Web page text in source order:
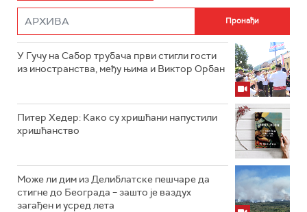
У Гучу на Сабор трубача први стигли гости
из иностранства, међу њима и Виктор Орбан
Питер Хедер: Како су хришћани напустили
хришћанство
Може ли дим из Делиблатске пешчаре да
стигне до Београда – зашто је ваздух
загађен и усред лета